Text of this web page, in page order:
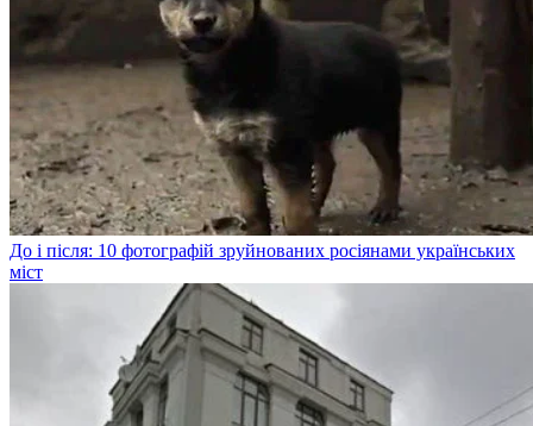
До і після: 10 фотографій зруйнованих росіянами українських
міст